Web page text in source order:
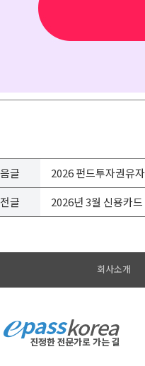
글
2026 펀드투자권유
글
2026년 3월 신용카
회사소개